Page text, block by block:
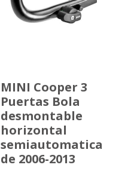
MINI Cooper 3
Puertas Bola
desmontable
horizontal
semiautomatica
de 2006-2013